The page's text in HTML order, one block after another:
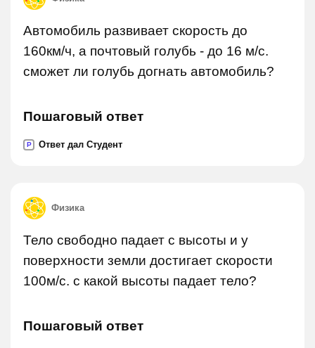
Автомобиль развивает скорость до
160км/ч, а почтовый голубь - до 16 м/с.
сможет ли голубь догнать автомобиль?
Пошаговый ответ
P Ответ дал Студент
Физика
Тело свободно падает с высоты и у
поверхности земли достигает скорости
100м/c. с какой высоты падает тело?
Пошаговый ответ